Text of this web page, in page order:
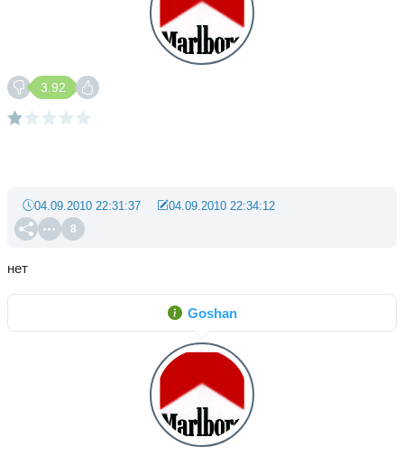
3.92
8
04.09.2010 22:31:37 04.09.2010 22:34:12
нет
Goshan